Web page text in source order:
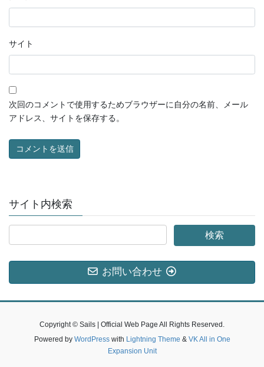
サイト
次回のコメントで使用するためブラウザーに自分の名前、メール
アドレス、サイトを保存する。
サイト内検索
お問い合わせ
Copyright © Sails | Official Web Page All Rights Reserved.
Powered by WordPresswith Lightning Theme & VK All in One
Expansion Unit